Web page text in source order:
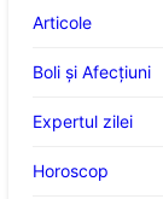
Articole
Boli și Afecțiuni
Expertul zilei
Horoscop